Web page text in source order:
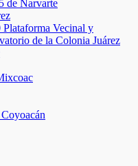
de Narvarte
Plataforma Vecinal y
de la Colonia Juárez